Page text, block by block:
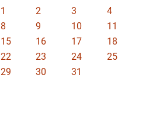
1 2 3
4
8 9 10
11
15 16 17
18
22 23 24
25
29 30
31